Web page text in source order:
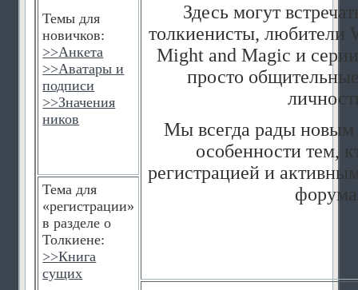
Темы для
новичков:
>>Анкета
>>Аватары и
подписи
>>Значения
ников
Здесь могут
толкиенисты, любители
Might and Magic и
просто
Мы всегда рады новым
особенности тем,
регистрацией и
Тема для
«регистрации»
в разделе о
Толкиене:
>>Книга
сущих